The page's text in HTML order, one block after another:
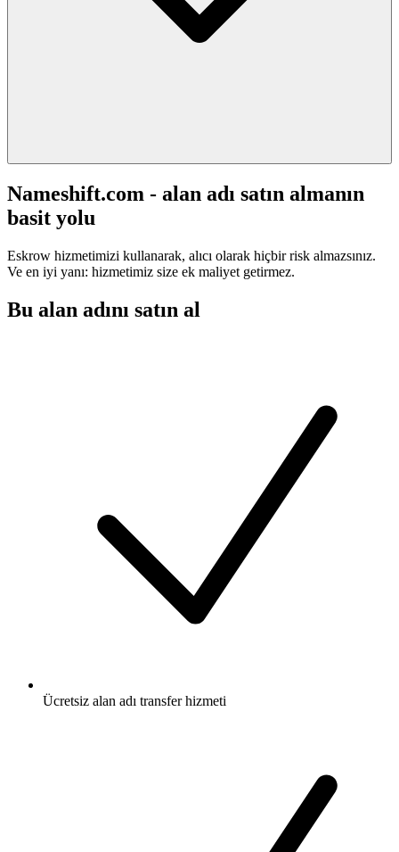
Nameshift.com - alan adı satın almanın
basit yolu
Eskrow hizmetimizi kullanarak, alıcı olarak hiçbir risk almazsınız.
Ve en iyi yanı: hizmetimiz size ek maliyet getirmez.
Bu alan adını satın al
Ücretsiz alan adı transfer hizmeti